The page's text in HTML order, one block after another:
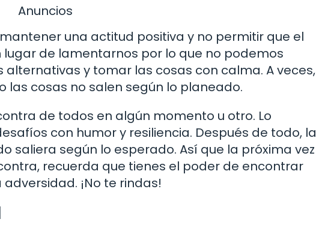
Anuncios
una actitud positiva y no permitir que el
de lamentarnos por lo que no podemos
y tomar las cosas con calma. A veces,
cosas no salen según lo planeado.
de todos en algún momento u otro. Lo
con humor y resiliencia. Después de todo, la
saliera según lo esperado. Así que la próxima vez
recuerda que tienes el poder de encontrar
¡No te rindas!